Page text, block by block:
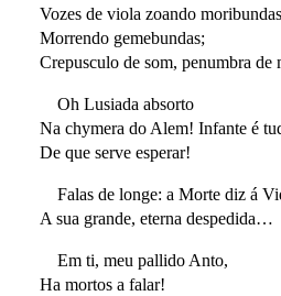
Vozes de viola zoando
Morrendo gemebundas;
Crepusculo de som, penumbra
Oh Lusiada absorto
Na chymera do Alem! Infante é
De que serve esperar!
Falas de longe: a Morte diz á
A sua grande, eterna despedida…
Em ti, meu pallido Anto,
Ha mortos a falar!